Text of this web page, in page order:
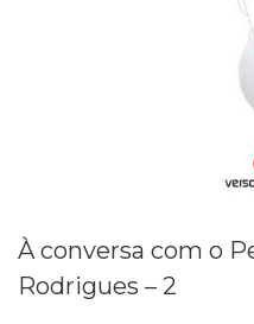
À conversa com o
Rodrigues – 2